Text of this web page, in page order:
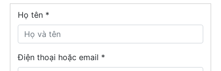
Họ tên *
Điện thoại hoặc email *